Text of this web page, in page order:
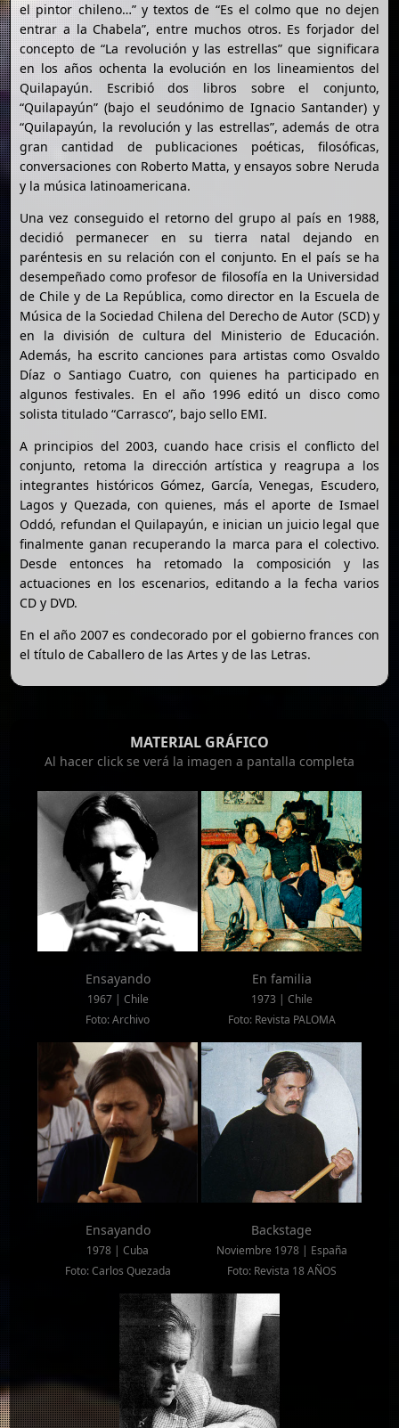
el pintor chileno…” y textos de “Es el colmo que no dejen
entrar a la Chabela”, entre muchos otros. Es forjador del
concepto de “La revolución y las estrellas” que significara
en los años ochenta la evolución en los lineamientos del
Quilapayún. Escribió dos libros sobre el conjunto,
“Quilapayún” (bajo el seudónimo de Ignacio Santander) y
“Quilapayún, la revolución y las estrellas”, además de otra
gran cantidad de publicaciones poéticas, filosóficas,
conversaciones con Roberto Matta, y ensayos sobre Neruda
y la música latinoamericana.
Una vez conseguido el retorno del grupo al país en 1988,
decidió permanecer en su tierra natal dejando en
paréntesis en su relación con el conjunto. En el país se ha
desempeñado como profesor de filosofía en la Universidad
de Chile y de La República, como director en la Escuela de
Música de la Sociedad Chilena del Derecho de Autor (SCD) y
en la división de cultura del Ministerio de Educación.
Además, ha escrito canciones para artistas como Osvaldo
Díaz o Santiago Cuatro, con quienes ha participado en
algunos festivales. En el año 1996 editó un disco como
solista titulado “Carrasco”, bajo sello EMI.
A principios del 2003, cuando hace crisis el conflicto del
conjunto, retoma la dirección artística y reagrupa a los
integrantes históricos Gómez, García, Venegas, Escudero,
Lagos y Quezada, con quienes, más el aporte de Ismael
Oddó, refundan el Quilapayún, e inician un juicio legal que
finalmente ganan recuperando la marca para el colectivo.
Desde entonces ha retomado la composición y las
actuaciones en los escenarios, editando a la fecha varios
CD y DVD.
En el año 2007 es condecorado por el gobierno frances con
el título de Caballero de las Artes y de las Letras.
MATERIAL GRÁFICO
Al hacer click se verá la imagen a pantalla completa
Ensayando
1967 | Chile
Foto: Archivo
En familia
1973 | Chile
Foto: Revista PALOMA
Ensayando
1978 | Cuba
Foto: Carlos Quezada
Backstage
Noviembre 1978 | España
Foto: Revista 18 AÑOS